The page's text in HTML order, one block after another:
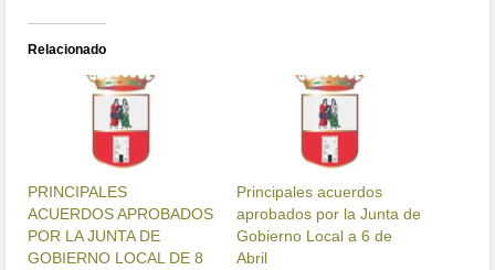
Relacionado
PRINCIPALES
ACUERDOS APROBADOS
POR LA JUNTA DE
GOBIERNO LOCAL DE 8
Principales acuerdos
aprobados por la Junta de
Gobierno Local a 6 de
Abril